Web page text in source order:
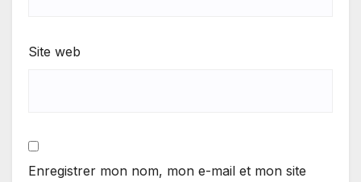
Site web
Enregistrer mon nom, mon e-mail et mon site